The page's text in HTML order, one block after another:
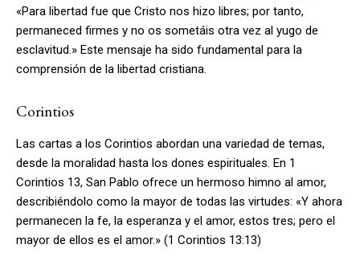
«Para libertad fue que Cristo nos hizo libres; por tanto,
permaneced firmes y no os sometáis otra vez al yugo de
esclavitud.» Este mensaje ha sido fundamental para la
comprensión de la libertad cristiana.
Corintios
Las cartas a los Corintios abordan una variedad de temas,
desde la moralidad hasta los dones espirituales. En 1
Corintios 13, San Pablo ofrece un hermoso himno al amor,
describiéndolo como la mayor de todas las virtudes: «Y ahora
permanecen la fe, la esperanza y el amor, estos tres; pero el
mayor de ellos es el amor.» (1 Corintios 13:13)